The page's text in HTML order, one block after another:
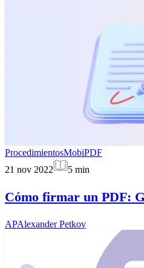
ProcedimientosMobiPDF
21 nov 2022
5 min
Cómo firmar un PDF:
APAlexander Petkov